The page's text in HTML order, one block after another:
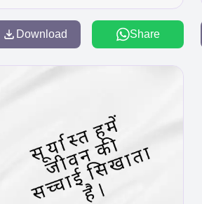
Download Share